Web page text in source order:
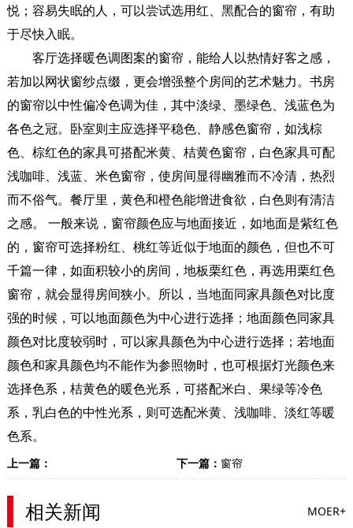
悦；容易失眠的人，可以尝试选用红、黑配合的窗帘，有助
于尽快入眠。
客厅选择暖色调图案的窗帘，能给人以热情好客之感，
若加以网状窗纱点缀，更会增强整个房间的艺术魅力。书房
的窗帘以中性偏冷色调为佳，其中淡绿、墨绿色、浅蓝色为
各色之冠。卧室则主应选择平稳色、静感色窗帘，如浅棕
色、棕红色的家具可搭配米黄、桔黄色窗帘，白色家具可配
浅咖啡、浅蓝、米色窗帘，使房间显得幽雅而不冷清，热烈
而不俗气。餐厅里，黄色和橙色能增进食欲，白色则有清洁
之感。 一般来说，窗帘颜色应与地面接近，如地面是紫红色
的，窗帘可选择粉红、桃红等近似于地面的颜色，但也不可
千篇一律，如面积较小的房间，地板栗红色，再选用栗红色
窗帘，就会显得房间狭小。所以，当地面同家具颜色对比度
强的时候，可以地面颜色为中心进行选择；地面颜色同家具
颜色对比度较弱时，可以家具颜色为中心进行选择；若地面
颜色和家具颜色均不能作为参照物时，也可根据灯光颜色来
选择色系，桔黄色的暖色光系，可搭配米白、果绿等冷色
系，乳白色的中性光系，则可选配米黄、浅咖啡、淡红等暖
色系。
上一篇： 下一篇： 窗帘
相关新闻 MOER+